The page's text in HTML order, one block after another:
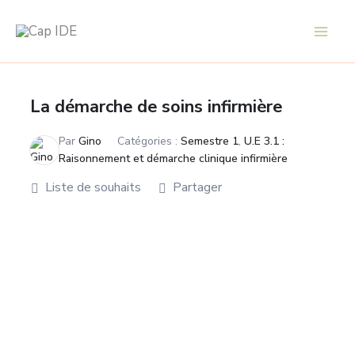
La démarche de soins infirmière
ParGino Catégories :Semestre 1,U.E 3.1 :
Raisonnement et démarche clinique infirmière
Liste de souhaits Partager